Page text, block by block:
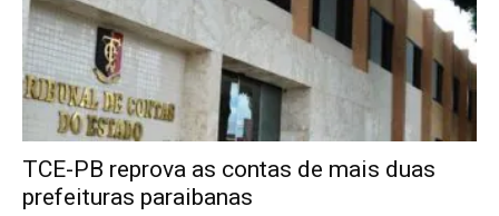
TCE-PB reprova as contas de mais duas
prefeituras paraibanas